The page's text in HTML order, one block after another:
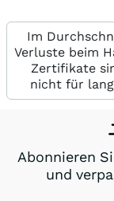
Im
Verluste beim
Zertifikate
nicht für
Abonnieren
und